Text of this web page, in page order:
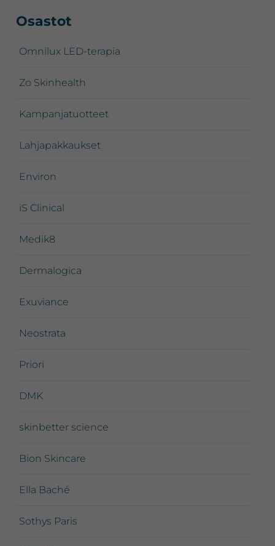
Ensisijainen
Osastot
Omnilux LED-terapia
Zo Skinhealth
Kampanjatuotteet
Lahjapakkaukset
Environ
iS Clinical
Medik8
Dermalogica
Exuviance
Neostrata
Priori
DMK
skinbetter science
Bion Skincare
Ella Baché
Sothys Paris